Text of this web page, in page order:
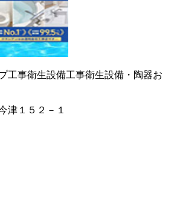
工事衛生設備工事衛生設備・陶器お
津１５２－１